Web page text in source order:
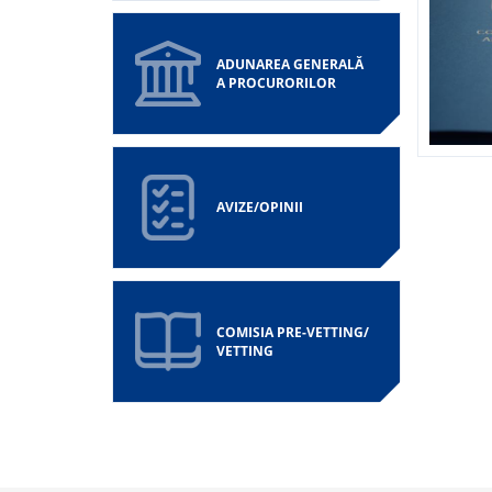
ADUNAREA GENERALĂ
A PROCURORILOR
AVIZE/OPINII
COMISIA PRE-VETTING/
VETTING